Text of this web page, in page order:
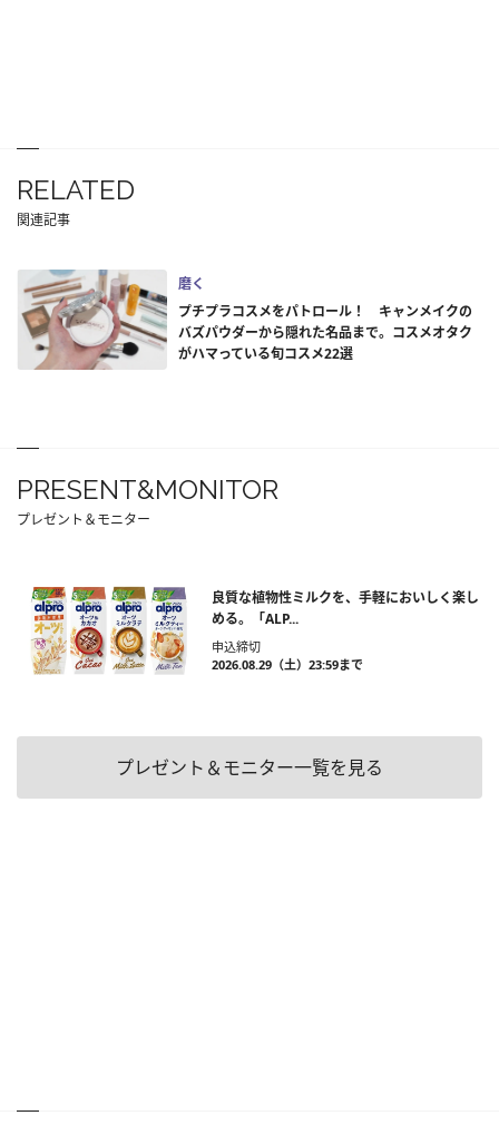
RELATED
関連記事
磨く
プチプラコスメをパトロール！ キャンメイクの
バズパウダーから隠れた名品まで。コスメオタク
がハマっている旬コスメ22選
PRESENT&MONITOR
プレゼント＆モニター
良質な植物性ミルクを、手軽においしく楽し
める。「ALP...
申込締切
2026.08.29（土）23:59まで
プレゼント＆モニター一覧を見る